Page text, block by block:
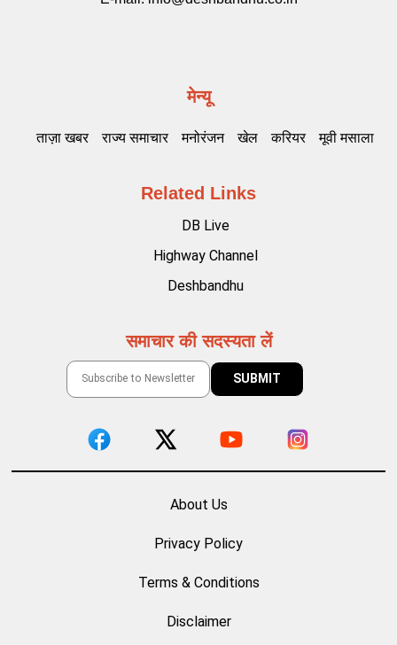
मेन्यू
ताज़ा खबर राज्य समाचार मनोरंजन खेल करियर मूवी मसाला
Related Links
DB Live
Highway Channel
Deshbandhu
समाचार की सदस्यता लें
About Us
Privacy Policy
Terms & Conditions
Disclaimer